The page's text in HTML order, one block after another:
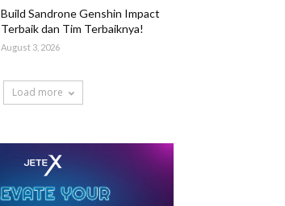
Build Sandrone Genshin Impact
Terbaik dan Tim Terbaiknya!
August 3, 2026
Load more